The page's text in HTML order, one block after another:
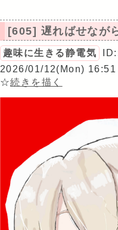
[605] 遅ればせなが
趣味に生きる静電気
2026/01/12(Mon) 16:51
☆続きを描く